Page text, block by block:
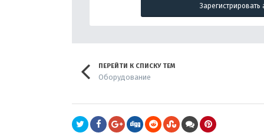
Зарегистрировать
ПЕРЕЙТИ К СПИСКУ ТЕМ
Оборудование